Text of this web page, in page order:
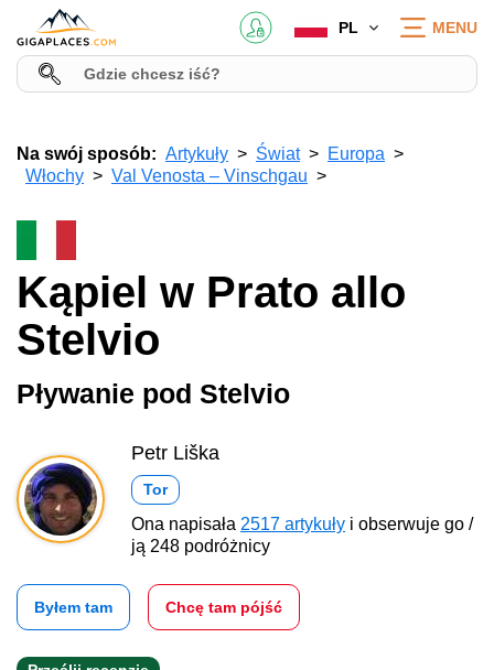
PL MENU
Na swój sposób: Artykuły Świat
Europa
Włochy
Val Venosta – Vinschgau
Kąpiel w Prato allo
Stelvio
Pływanie pod Stelvio
Petr Liška
Tor
Ona napisała 2517 artykuły i obserwuje go /
ją 248 podróżnicy
Byłem tam Chcę tam pójść